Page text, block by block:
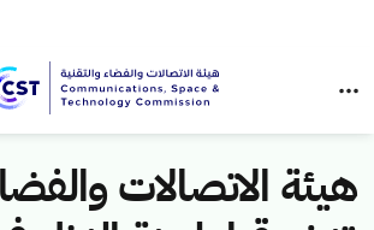
هيئة الاتصالات